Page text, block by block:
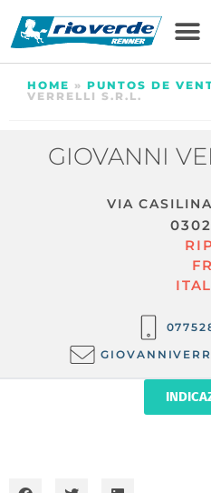
HOME » PUNTOS DE
VERRELLI S.R.L.
GIOVANNI
VIA
FR